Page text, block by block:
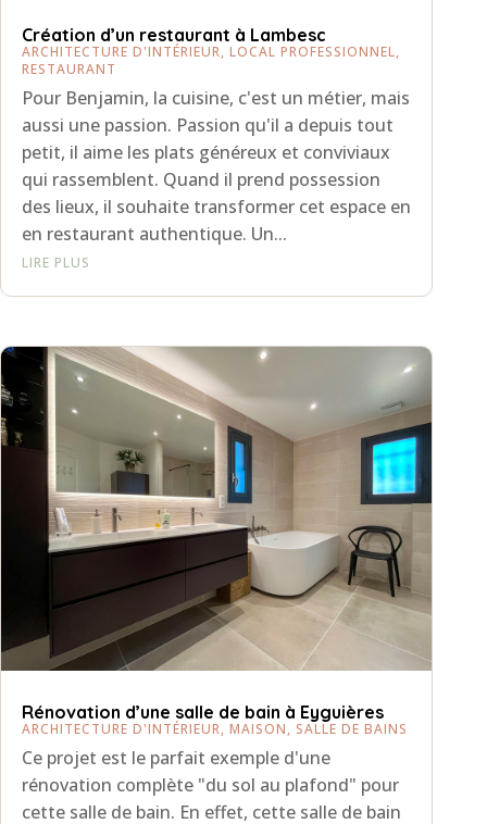
Création d’un restaurant à Lambesc
ARCHITECTURE D'INTÉRIEUR, LOCAL PROFESSIONNEL,
RESTAURANT
Pour Benjamin, la cuisine, c'est un métier, mais
aussi une passion. Passion qu'il a depuis tout
petit, il aime les plats généreux et conviviaux
qui rassemblent. Quand il prend possession
des lieux, il souhaite transformer cet espace en
en restaurant authentique. Un...
LIRE PLUS
Rénovation d’une salle de bain à Eyguières
ARCHITECTURE D'INTÉRIEUR, MAISON, SALLE DE BAINS
Ce projet est le parfait exemple d'une
rénovation complète "du sol au plafond" pour
cette salle de bain. En effet, cette salle de bain